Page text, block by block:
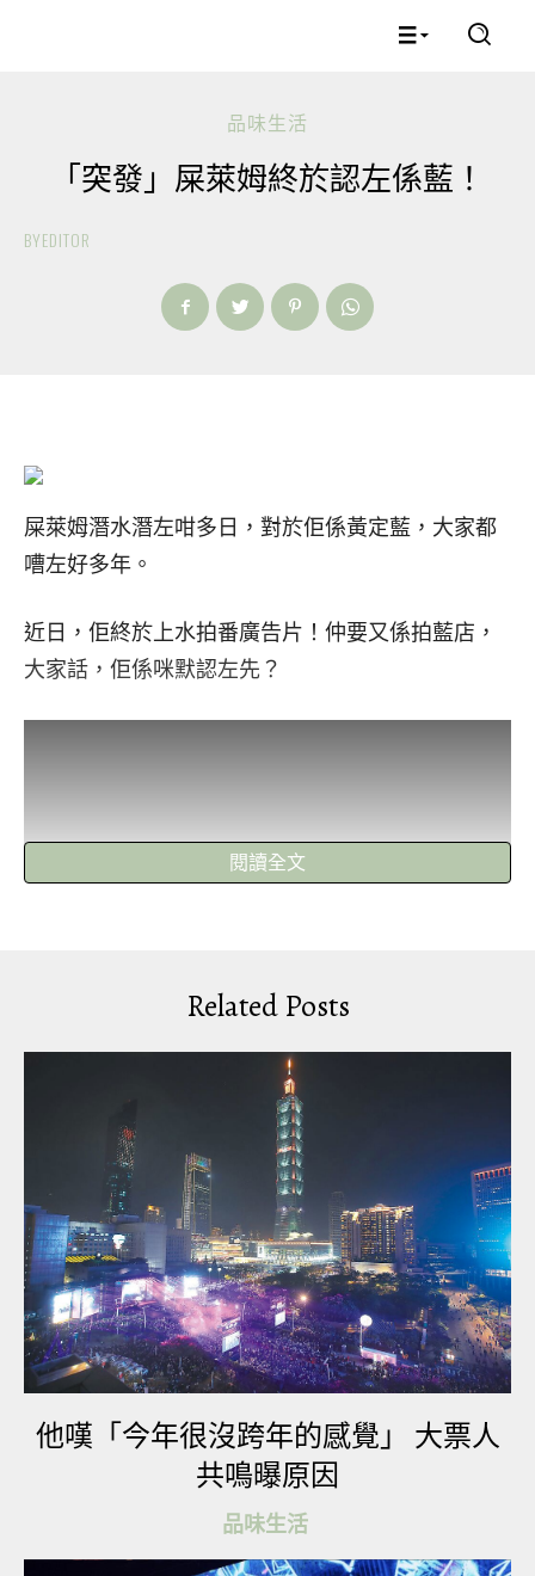
品味生活
「突發」屎萊姆終於認左係藍！
BYEDITOR
屎萊姆潛水潛左咁多日，對於佢係黃定藍，大家都
嘈左好多年。
近日，佢終於上水拍番廣告片！仲要又係拍藍店，
大家話，佢係咪默認左先？
條片出左好幾日，仲未肯del片，好大機會係廣告片
一句無知 就當無事發生過，繼續賺奶粉錢
佢地依家係facebook怒屌網民
屎萊姆同屎嫂話你班網民由2014開始定鳩人黃藍
喎，佢即刻講即係搭過港鐵既港人都係藍
將個波推番落香港人都有
閱讀全文
Related Posts
他嘆「今年很沒跨年的感覺」 大票人
共鳴曝原因
品味生活